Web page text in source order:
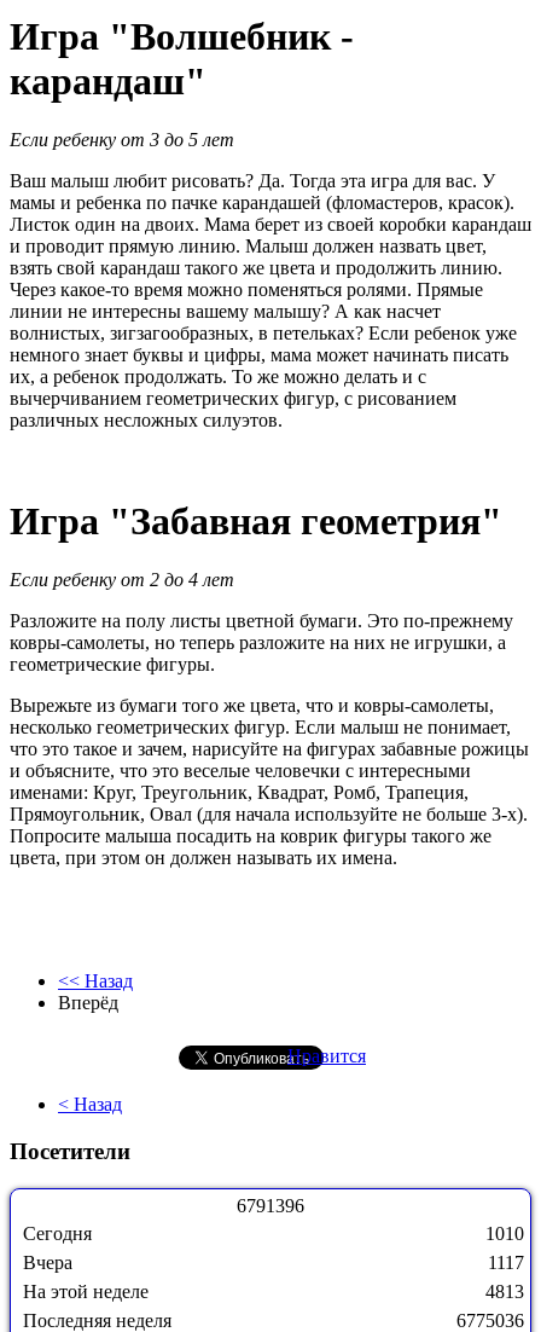
Игра "Волшебник -
карандаш"
Если ребенку от 3 до 5 лет
Ваш малыш любит рисовать? Да. Тогда эта игра для вас. У
мамы и ребенка по пачке карандашей (фломастеров, красок).
Листок один на двоих. Мама берет из своей коробки карандаш
и проводит прямую линию. Малыш должен назвать цвет,
взять свой карандаш такого же цвета и продолжить линию.
Через какое-то время можно поменяться ролями. Прямые
линии не интересны вашему малышу? А как насчет
волнистых, зигзагообразных, в петельках? Если ребенок уже
немного знает буквы и цифры, мама может начинать писать
их, а ребенок продолжать. То же можно делать и с
вычерчиванием геометрических фигур, с рисованием
различных несложных силуэтов.
Игра "Забавная геометрия"
Если ребенку от 2 до 4 лет
Разложите на полу листы цветной бумаги. Это по-прежнему
ковры-самолеты, но теперь разложите на них не игрушки, а
геометрические фигуры.
Вырежьте из бумаги того же цвета, что и ковры-самолеты,
несколько геометрических фигур. Если малыш не понимает,
что это такое и зачем, нарисуйте на фигурах забавные рожицы
и объясните, что это веселые человечки с интересными
именами: Круг, Треугольник, Квадрат, Ромб, Трапеция,
Прямоугольник, Овал (для начала используйте не больше 3-х).
Попросите малыша посадить на коврик фигуры такого же
цвета, при этом он должен называть их имена.
<< Назад
Вперёд
Нравится
< Назад
Посетители
6791396
Сегодня
Вчера
На этой неделе
Последняя неделя
1010
1117
4813
6775036